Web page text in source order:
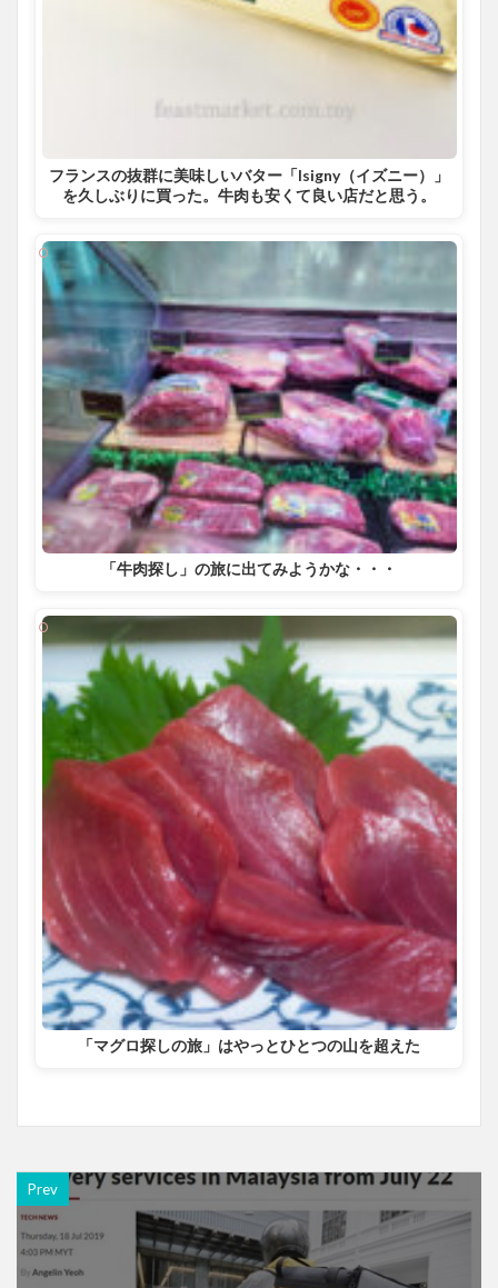
フランスの抜群に美味しいバター「Isigny（イズニー）」
を久しぶりに買った。牛肉も安くて良い店だと思う。
「牛肉探し」の旅に出てみようかな・・・
「マグロ探しの旅」はやっとひとつの山を超えた
Prev